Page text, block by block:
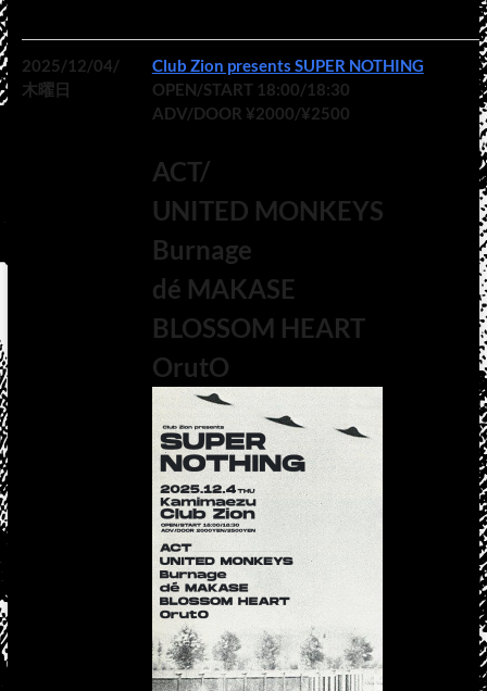
2025/12/04/
木曜日
Club Zion presents SUPER NOTHING
OPEN/START 18:00/18:30
ADV/DOOR ¥2000/¥2500
ACT/
UNITED MONKEYS
Burnage
dé MAKASE
BLOSSOM HEART
OrutO